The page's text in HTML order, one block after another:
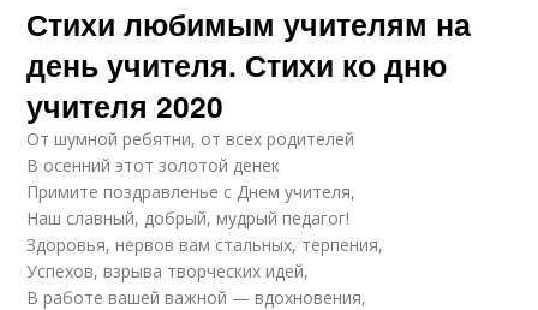
Стихи любимым учителям на
день учителя. Стихи ко дню
учителя 2020
От шумной ребятни, от всех родителей
В осенний этот золотой денек
Примите поздравленье с Днем учителя,
Наш славный, добрый, мудрый педагог!
Здоровья, нервов вам стальных, терпения,
Успехов, взрыва творческих идей,
В работе вашей важной — вдохновения,